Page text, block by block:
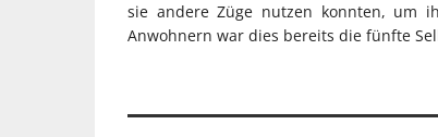
sie andere Züge nutzen konnten, um
Anwohnern war dies bereits die fünfte